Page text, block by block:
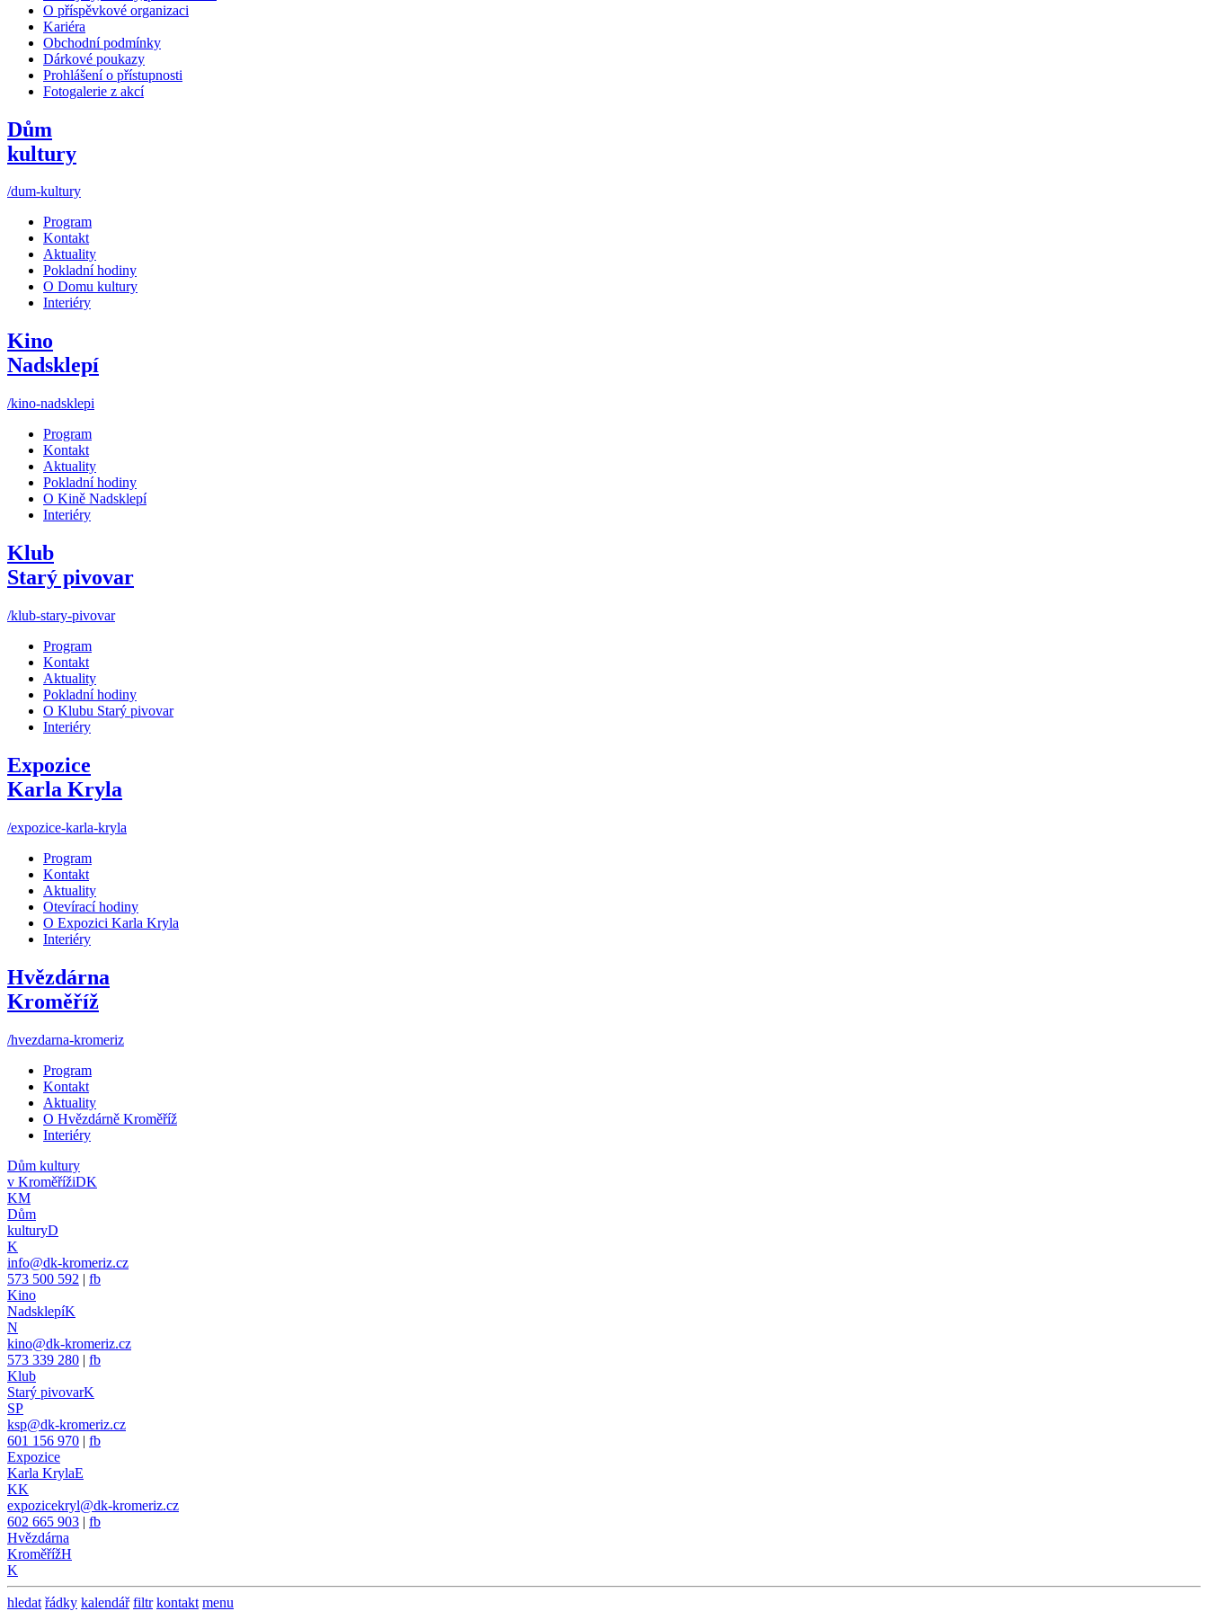
O příspěvkové organizaci
Kariéra
Obchodní podmínky
Dárkové poukazy
Prohlášení o přístupnosti
Fotogalerie z akcí
Dům
kultury
/dum-kultury
Program
Kontakt
Aktuality
Pokladní hodiny
O Domu kultury
Interiéry
Kino
Nadsklepí
/kino-nadsklepi
Program
Kontakt
Aktuality
Pokladní hodiny
O Kině Nadsklepí
Interiéry
Klub
Starý pivovar
/klub-stary-pivovar
Program
Kontakt
Aktuality
Pokladní hodiny
O Klubu Starý pivovar
Interiéry
Expozice
Karla Kryla
/expozice-karla-kryla
Program
Kontakt
Aktuality
Otevírací hodiny
O Expozici Karla Kryla
Interiéry
Hvězdárna
Kroměříž
/hvezdarna-kromeriz
Program
Kontakt
Aktuality
O Hvězdárně Kroměříž
Interiéry
Dům kultury
v KroměřížiDK
KM
Dům
kulturyD
K
info@dk-kromeriz.cz
573 500 592 | fb
Kino
NadsklepíK
N
kino@dk-kromeriz.cz
573 339 280 | fb
Klub
Starý pivovarK
SP
ksp@dk-kromeriz.cz
601 156 970 | fb
Expozice
Karla KrylaE
KK
expozicekryl@dk-kromeriz.cz
602 665 903 | fb
Hvězdárna
KroměřížH
K
hledat řádky kalendář filtr kontakt menu